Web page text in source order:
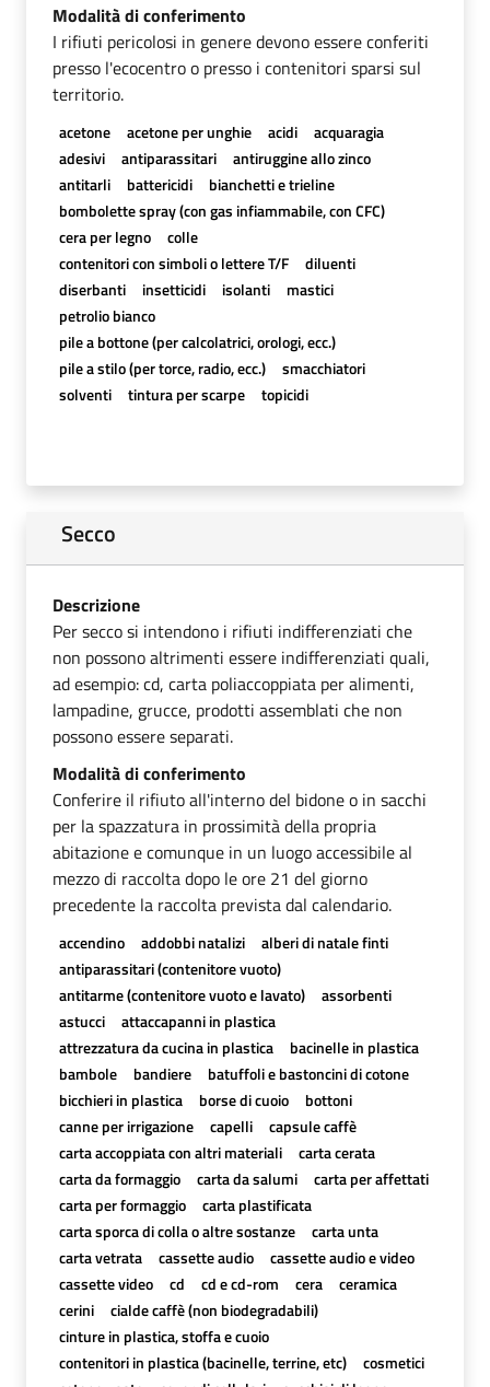
Modalità di conferimento
I rifiuti pericolosi in genere devono essere conferiti
presso l'ecocentro o presso i contenitori sparsi sul
territorio.
acetone acetone per unghie acidi
acquaragia
adesivi
antiparassitari
antiruggine allo zinco
antitarli
battericidi
bianchetti e trieline
bombolette spray (con gas infiammabile, con CFC)
cera per legno
colle
contenitori con simboli o lettere T/F
diluenti
diserbanti
insetticidi isolanti
mastici
petrolio bianco
pile a bottone (per calcolatrici, orologi, ecc.)
pile a stilo (per torce, radio, ecc.)
smacchiatori
solventi
tintura per scarpe topicidi
Secco
Descrizione
Per secco si intendono i rifiuti indifferenziati che
non possono altrimenti essere indifferenziati quali,
ad esempio: cd, carta poliaccoppiata per alimenti,
lampadine, grucce, prodotti assemblati che non
possono essere separati.
Modalità di conferimento
Conferire il rifiuto all'interno del bidone o in sacchi
per la spazzatura in prossimità della propria
abitazione e comunque in un luogo accessibile al
mezzo di raccolta dopo le ore 21 del giorno
precedente la raccolta prevista dal calendario.
accendino addobbi natalizi
alberi di natale finti
antiparassitari (contenitore vuoto)
antitarme (contenitore vuoto e lavato)
assorbenti
astucci
attaccapanni in plastica
attrezzatura da cucina in plastica
bacinelle in plastica
bambole
bandiere
batuffoli e bastoncini di cotone
bicchieri in plastica
borse di cuoio
bottoni
canne per irrigazione
capelli
capsule caffè
carta accoppiata con altri materiali
carta cerata
carta da formaggio
carta da salumi
carta per affettati
carta per formaggio
carta plastificata
carta sporca di colla o altre sostanze
carta unta
carta vetrata
cassette audio
cassette audio e video
cassette video
cd cd e cd-rom cera
ceramica
cerini
cialde caffè (non biodegradabili)
cinture in plastica, stoffa e cuoio
contenitori in plastica (bacinelle, terrine, etc)
cosmetici